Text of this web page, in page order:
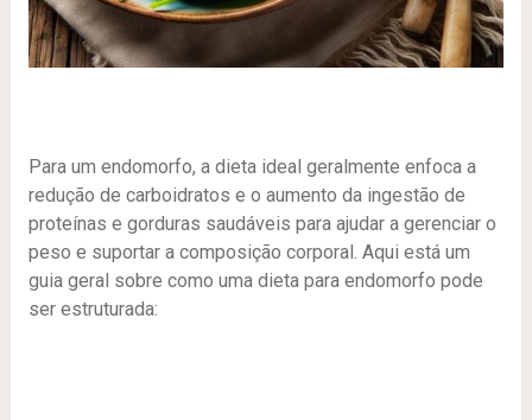
Para um endomorfo, a dieta ideal geralmente enfoca a
redução de carboidratos e o aumento da ingestão de
proteínas e gorduras saudáveis para ajudar a gerenciar o
peso e suportar a composição corporal. Aqui está um
guia geral sobre como uma dieta para endomorfo pode
ser estruturada: